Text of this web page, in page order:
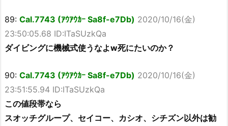
89: Cal.7743 (ｱｳｱｳｶｰ Sa8f-e7Db) 2020/10/16(金)
23:50:05.68 ID:ITaSUzkQa
ダイビングに機械式使うなよw死にたいのか？
90: Cal.7743 (ｱｳｱｳｶｰ Sa8f-e7Db) 2020/10/16(金)
23:51:55.94 ID:ITaSUzkQa
この値段帯なら
スオッチグループ、セイコー、カシオ、シチズン以外は勧